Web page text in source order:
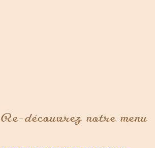
Re-découvrez notre menu